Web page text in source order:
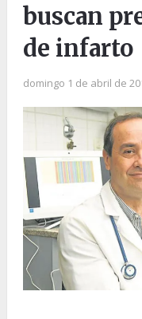
buscan
de infarto
domingo 1 de abril de